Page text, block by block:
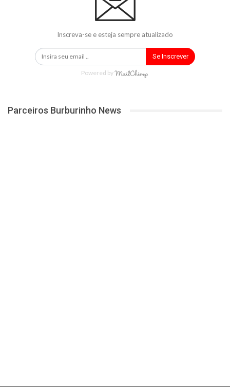
Inscreva-se e esteja sempre atualizado
Se Inscrever
Powered by
Parceiros Burburinho News